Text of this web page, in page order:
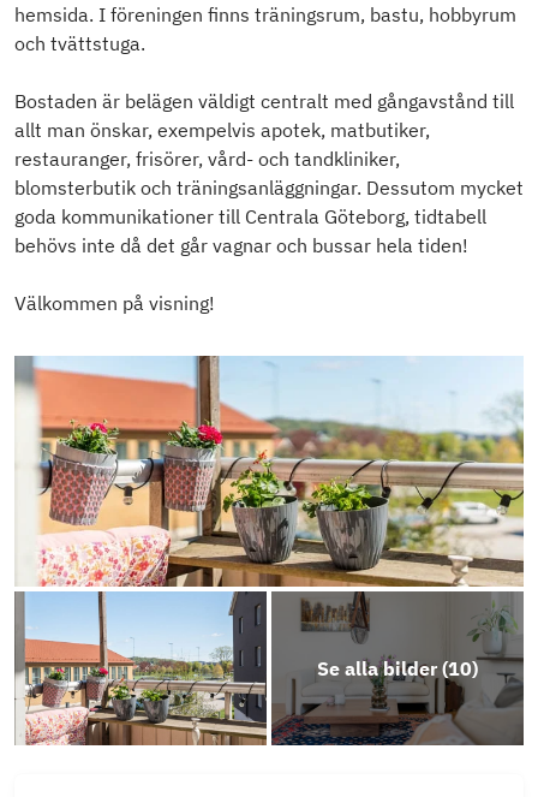
hemsida. I föreningen finns träningsrum, bastu, hobbyrum
och tvättstuga.
Bostaden är belägen väldigt centralt med gångavstånd till
allt man önskar, exempelvis apotek, matbutiker,
restauranger, frisörer, vård- och tandkliniker,
blomsterbutik och träningsanläggningar. Dessutom mycket
goda kommunikationer till Centrala Göteborg, tidtabell
behövs inte då det går vagnar och bussar hela tiden!
Välkommen på visning!
Se alla bilder (10)